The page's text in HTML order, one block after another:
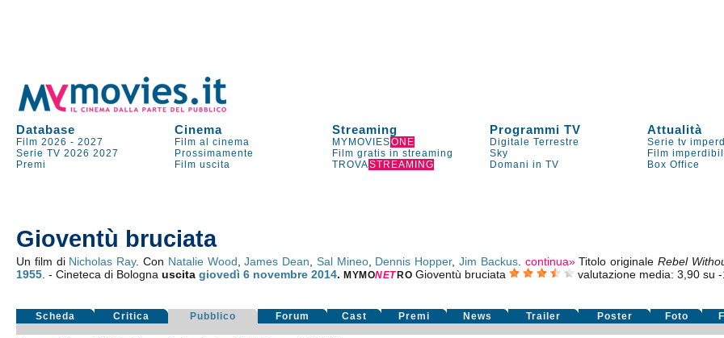
Database Cinema Streaming Programmi TV Attualità
Film 2026 -2027 Film al cinema MYMOVIESONE Digitale Terrestre
Serie tv
Serie TV 2026 2027 Prossimamente Film gratis in streaming Sky
Film
Premi
Film uscita TROVASTREAMING Domani in TV Box Office
Gioventù bruciata
Un film di Nicholas Ray. Con Natalie Wood ,James Dean Sal Mineo, Dennis Hopper,Jim Backus. continua» Titolo originale Rebel
1955 . - Cineteca di Bolognauscitagiovedì 6 novembre 2014.MYMONET RO Gioventù bruciata valutazione media: 3,90 su
Scheda Critica Pubblico Forum Cast Premi News Trailer Poster Foto